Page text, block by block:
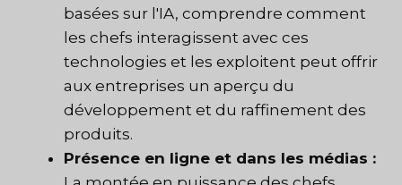
basées sur l'IA, comprendre comment
les chefs interagissent avec ces
technologies et les exploitent peut offrir
aux entreprises un aperçu du
développement et du raffinement des
produits.
Présence en ligne et dans les médias :